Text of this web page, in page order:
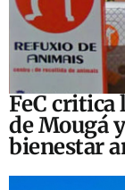
FeC critica
de Mougá
bienestar